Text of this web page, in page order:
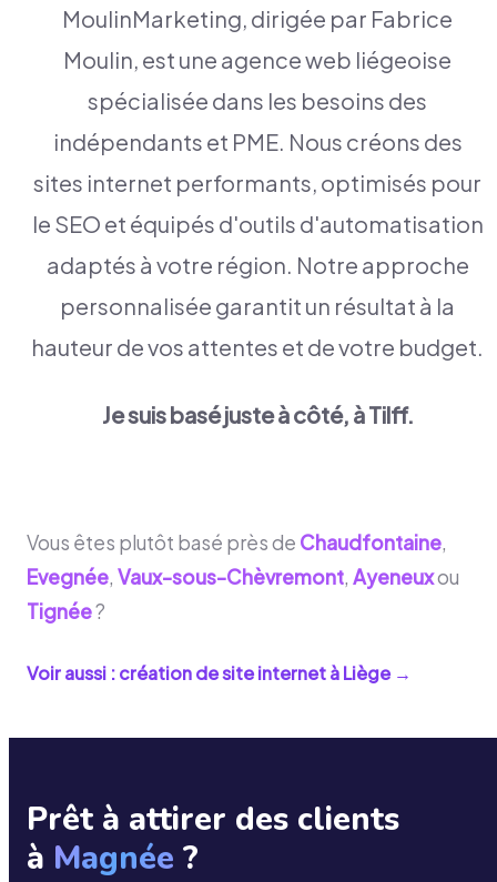
MoulinMarketing, dirigée par Fabrice
Moulin, est une agence web liégeoise
spécialisée dans les besoins des
indépendants et PME. Nous créons des
sites internet performants, optimisés pour
le SEO et équipés d'outils d'automatisation
adaptés à votre région. Notre approche
personnalisée garantit un résultat à la
hauteur de vos attentes et de votre budget.
Je suis basé juste à côté, à Tilff.
Vous êtes plutôt basé près de Chaudfontaine,
Evegnée, Vaux-sous-Chèvremont, Ayeneuxou
Tignée?
Voir aussi : création de site internet àLiège→
Prêt à attirer des clients
à Magnée ?